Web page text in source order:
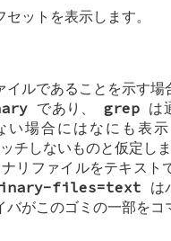
ットを表示します。
ルであることを示す場
であり、grep は
い場合にはなにも表
チしないものと仮定し
リファイルをテキスト
files=text は
がこのゴミの一部をコ